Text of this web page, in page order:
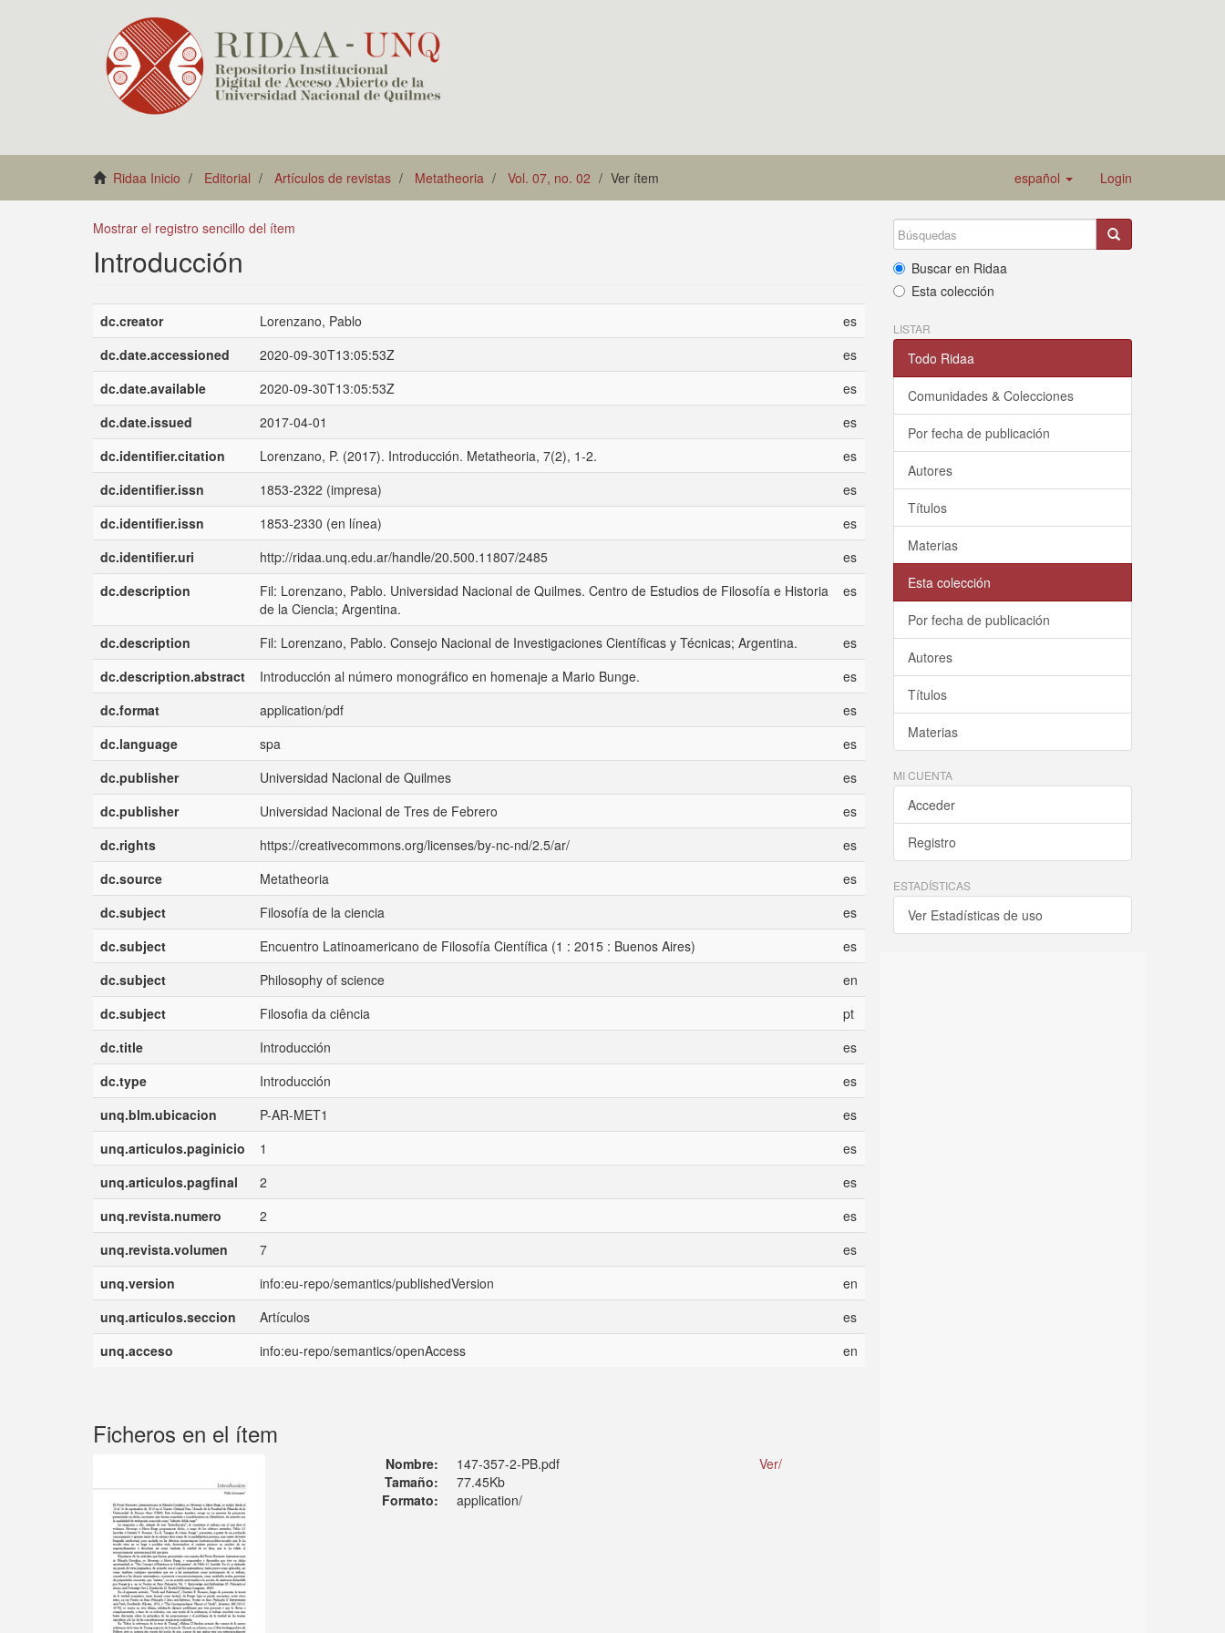
Ridaa Inicio Editorial Artículos de revistas Metatheoria Vol. 07, no. 02 Ver ítem español Login
Mostrar el registro sencillo del ítem
Introducción
dc.creator Lorenzano, Pablo
es
dc.date.accessioned
2020-09-30T13:05:53Z
es
dc.date.available
2020-09-30T13:05:53Z
es
dc.date.issued
2017-04-01
es
dc.identifier.citation
Lorenzano, P. (2017). Introducción. Metatheoria, 7(2), 1-2.
es
dc.identifier.issn
1853-2322 (impresa)
es
dc.identifier.issn
1853-2330 (en línea)
es
dc.identifier.uri
http://ridaa.unq.edu.ar/handle/20.500.11807/2485
es
dc.description
Fil: Lorenzano, Pablo. Universidad Nacional de Quilmes. Centro de Estudios de Filosofía e Historia
de la Ciencia; Argentina.
es
dc.description Fil: Lorenzano, Pablo. Consejo Nacional de Investigaciones Científicas y Técnicas; Argentina.
es
dc.description.abstract
Introducción al número monográfico en homenaje a Mario Bunge.
es
dc.format
application/pdf
es
dc.language
spa
es
dc.publisher
Universidad Nacional de Quilmes
es
dc.publisher
Universidad Nacional de Tres de Febrero
es
dc.rights
https://creativecommons.org/licenses/by-nc-nd/2.5/ar/
es
dc.source
Metatheoria
es
dc.subject
Filosofía de la ciencia
es
dc.subject
Encuentro Latinoamericano de Filosofía Científica (1 : 2015 : Buenos Aires)
es
dc.subject
Philosophy of science
en
dc.subject
Filosofia da ciência
pt
dc.title
Introducción
es
dc.type
Introducción
es
unq.blm.ubicacion
P-AR-MET1
es
unq.articulos.paginicio
1
es
unq.articulos.pagfinal
2
es
unq.revista.numero
2
es
unq.revista.volumen
7
es
unq.version
info:eu-repo/semantics/publishedVersion
en
unq.articulos.seccion
Artículos
es
unq.acceso
info:eu-repo/semantics/openAccess en
Ficheros en el ítem
Nombre:
147-357-2-PB.pdf
Tamaño:
77.45Kb
Formato:
application/
Ver/
Buscar en Ridaa
Esta colección
LISTAR
Todo Ridaa
Comunidades & Colecciones
Por fecha de publicación
Autores
Títulos
Materias
Esta colección
Por fecha de publicación
Autores
Títulos
Materias
MI CUENTA
Acceder
Registro
ESTADÍSTICAS
Ver Estadísticas de uso